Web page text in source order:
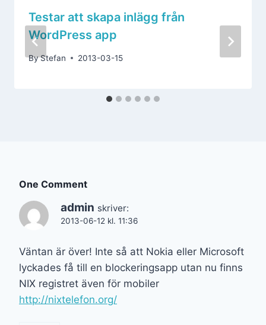
Testar att skapa inlägg från
WordPress app
ByStefan 2013-03-15
One Comment
admin skriver:
2013-06-12 kl. 11:36
Väntan är över! Inte så att Nokia eller Microsoft
lyckades få till en blockeringsapp utan nu finns
NIX registret även för mobiler
http://nixtelefon.org/